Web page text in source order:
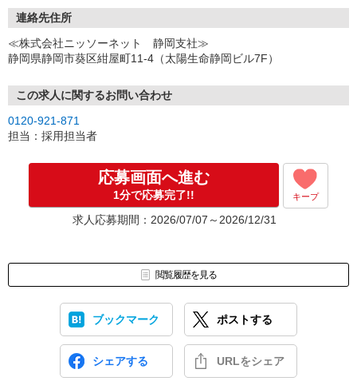
ご都合のよいお日にちをお聞かせください。
↓
（3）選考・お仕事のご案内
↓
※紹介予定派遣・職業紹介などで、正職員登用前提でのお仕事も可
能です。
連絡先住所
≪株式会社ニッソーネット 静岡支社≫
静岡県静岡市葵区紺屋町11-4（太陽生命静岡ビル7F）
この求人に関するお問い合わせ
0120-921-871
担当：採用担当者
応募画面へ進む
1分で応募完了!! キープ
求人応募期間：2026/07/07～2026/12/31
閲覧履歴を見る
ブックマーク ポストする
シェアする URLをシェア